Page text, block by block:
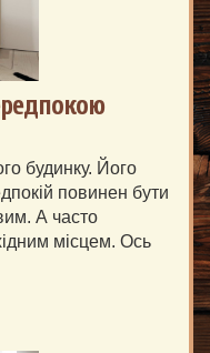
будинку. Його
повинен бути
А часто
місцем. Ось